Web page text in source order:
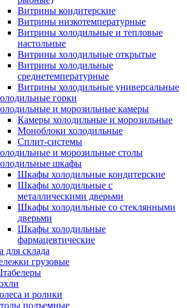
Витрины кондитерские
Витрины низкотемпературные
Витрины холодильные и тепловые
настольные
Витрины холодильные открытые
Витрины холодильные
среднетемпературные
Витрины холодильные универсальные
горки
и морозильные камеры
Камеры холодильные и морозильные
Моноблоки холодильные
Сплит-системы
и морозильные столы
шкафы
Шкафы холодильные кондитерские
Шкафы холодильные с
металлическими дверьми
Шкафы холодильные со стеклянными
дверьми
Шкафы холодильные
фармацевтические
для склада
грузовые
и ролики
подъемные